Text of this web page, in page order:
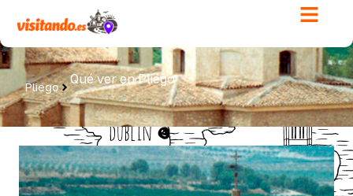
Pliego
Qué ver en Pliego